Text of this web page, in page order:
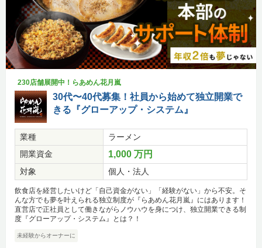
230店舗展開中！らあめん花月嵐
30代〜40代募集！社員から始めて独立開業で
きる『グローアップ・システム』
業種
ラーメン
開業資金
1,000 万円
対象 個人・法人
飲食店を経営したいけど「自己資金がない」「経験がない」から不安。そ
んな方でも夢を叶えられる独立制度が『らあめん花月嵐』にはあります！
直営店で正社員として働きながらノウハウを身につけ、独立開業できる制
度『グローアップ・システム』とは？！
未経験からオーナーに